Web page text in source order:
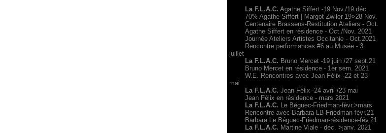
La F.L.A.C. Agathe Siffert -19 Nov./19 déc.
70% Agathe Siffert | Margot Zwiler 19>28 Nov.
Centenaire Brassens-Restitution Ateliers - Oct.
Agathe Siffert en résidence - Oct./Nov. 2021
Journée Ateliers Artistes Occitanie - Oct.2021
Rencontre performances #6 au Musée - 3
juillet
La F.L.A.C. Bruno Mercet -19 juin /27 sept.21
Bruno Mercet en résidence - 1er sem. 2021
W.E. Rencontres avec Jean Félix -22 et 23
mai
La F.L.A.C. Jean Félix -24 avril /23 mai
Jean Félix en résidence - mars 2021
La F.L.A.C. Le Béguec-Friedman-févr.>mars
Rencontre avec Barbara LB-Friedman-févr.21
Barbara Le Béguec-Friedman-résidence-fév.21
La F.L.A.C. Martine Viale - déc. >janv. 2021